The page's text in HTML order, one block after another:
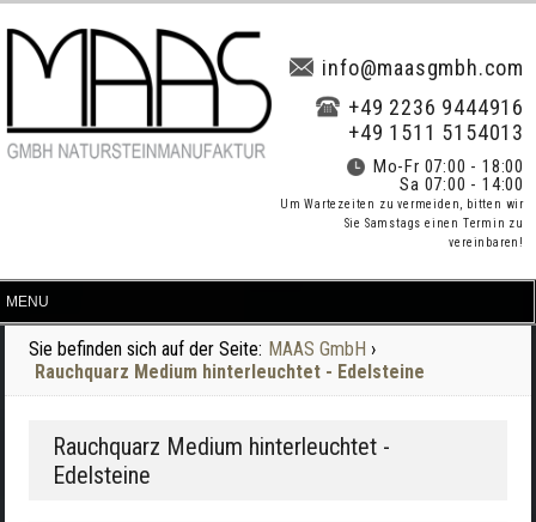
info@maasgmbh.com
+49 2236 9444916
+49 1511 5154013
Mo-Fr 07:00 - 18:00
Sa 07:00 - 14:00
Um Wartezeiten zu vermeiden, bitten wir
Sie Samstags einen Termin zu
vereinbaren!
Sie befinden sich auf der Seite: MAAS GmbH ›
Rauchquarz Medium hinterleuchtet - Edelsteine
Rauchquarz Medium hinterleuchtet -
Edelsteine